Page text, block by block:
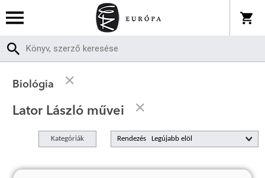
Biológia
Lator László művei
Kategóriák Rendezés